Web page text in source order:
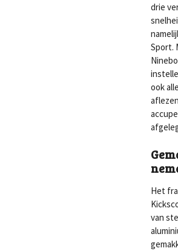
drie
Sport.
ook
Het
van